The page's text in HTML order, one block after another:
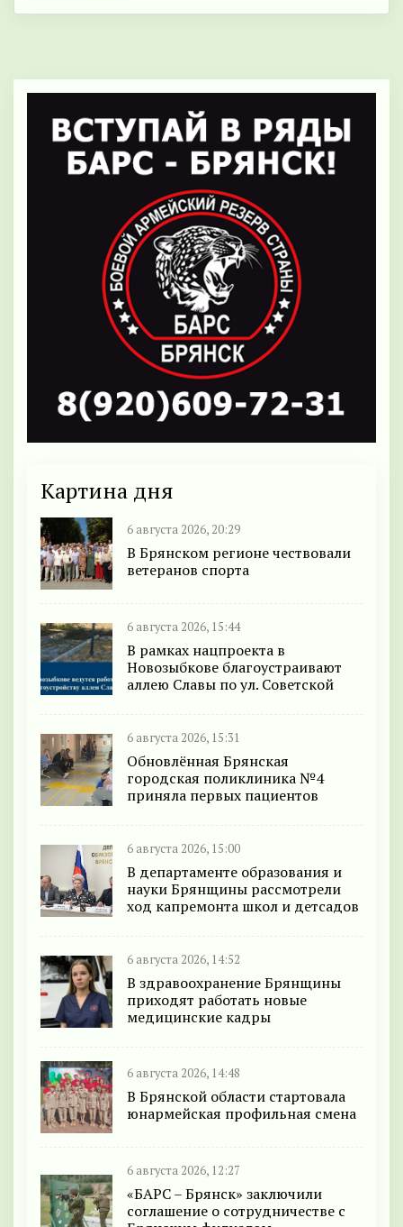
Картина дня
6 августа 2026, 20:29
В Брянском регионе чествовали
ветеранов спорта
6 августа 2026, 15:44
В рамках нацпроекта в
Новозыбкове благоустраивают
аллею Славы по ул. Советской
6 августа 2026, 15:31
Обновлённая Брянская
городская поликлиника №4
приняла первых пациентов
6 августа 2026, 15:00
В департаменте образования и
науки Брянщины рассмотрели
ход капремонта школ и детсадов
6 августа 2026, 14:52
В здравоохранение Брянщины
приходят работать новые
медицинские кадры
6 августа 2026, 14:48
В Брянской области стартовала
юнармейская профильная смена
6 августа 2026, 12:27
«БАРС – Брянск» заключили
соглашение о сотрудничестве с